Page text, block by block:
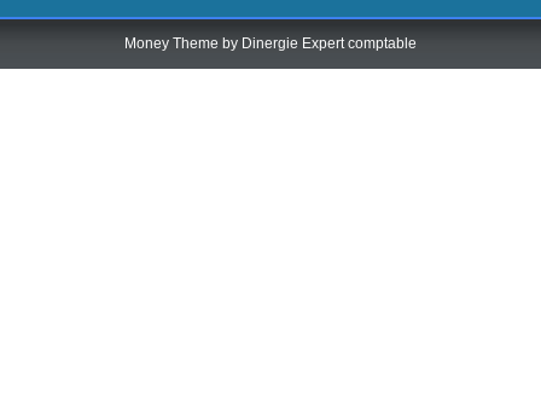
Money Theme by Dinergie Expert comptable